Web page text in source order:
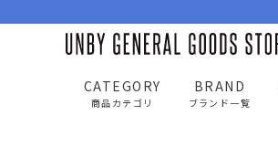
CATEGORY
商品カテゴリ
BRAND
ブランド一覧
UNBY GENERAL GOODS STORE ログイン